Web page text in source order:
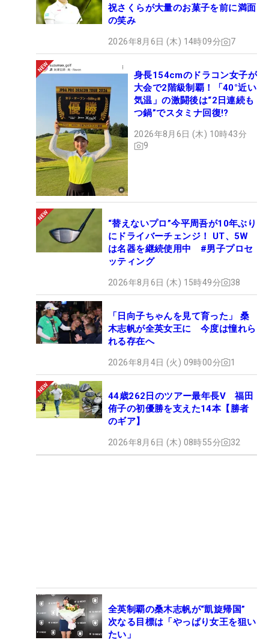
祝さくらが大量のお菓子を前に満面
の笑み
2026年8月6日 (木) 14時09分 7
身長154cmのドラコン女子が
大会で2階級制覇！「40°近い
気温」の激闘後は“2日連続も
つ鍋”でスタミナ回復!?
2026年8月6日 (木) 10時43分
9
“替えないプロ”今平周吾が10年ぶり
にドライバーチェンジ！ UT、5W
は名器を継続使用中 #男子プロセ
ッティング
2026年8月6日 (木) 15時49分 38
「日向子ちゃんを見て育った」 桑
木志帆が全英女王に 今度は憧れら
れる存在へ
2026年8月4日 (火) 09時00分 1
44歳262日のツアー最年長V 福田
侑子の初優勝を支えた14本【勝者
のギア】
2026年8月6日 (木) 08時55分 32
全英制覇の桑木志帆が“凱旋帰国”
次なる目標は「やっぱり女王を狙い
たい」